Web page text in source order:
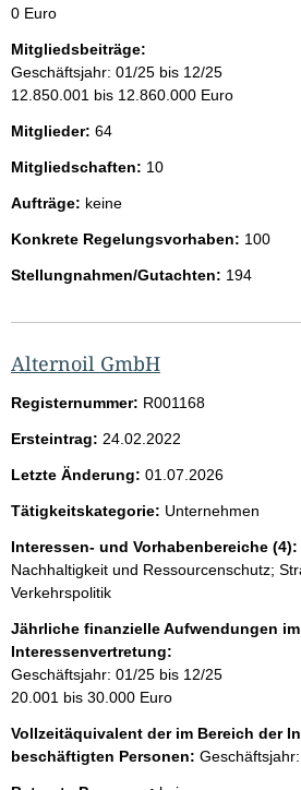
0 Euro
Mitgliedsbeiträge:
Geschäftsjahr: 01/25 bis 12/25
12.850.001 bis 12.860.000 Euro
Mitglieder: 64
Mitgliedschaften: 10
Aufträge: keine
Konkrete Regelungsvorhaben: 100
Stellungnahmen/Gutachten: 194
Alternoil GmbH
Registernummer: R001168
Ersteintrag: 24.02.2022
Letzte Änderung: 01.07.2026
Tätigkeitskategorie: Unternehmen
Interessen- und Vorhabenbereiche (4):
Nachhaltigkeit und Ressourcenschutz;
Verkehrspolitik
Jährliche finanzielle Aufwendungen
Interessenvertretung:
Geschäftsjahr: 01/25 bis 12/25
20.001 bis 30.000 Euro
Vollzeitäquivalent der im Bereich der
beschäftigten Personen: